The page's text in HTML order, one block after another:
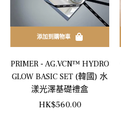
添加到購物車
PRIMER - AG.VCN™ HYDRO
GLOW BASIC SET (韓國) 水
漾光澤基礎禮盒
正
HK$560.00